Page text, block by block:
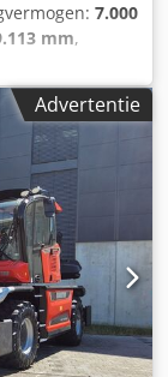
7.000
mm,
lbs
breedte,
Totale hoogte
21,32 ft
° / 108,70 °
van de
/ 129 kW
bij 1500 tpm
/ 4 - 313 in³
/ Water
Advertentie